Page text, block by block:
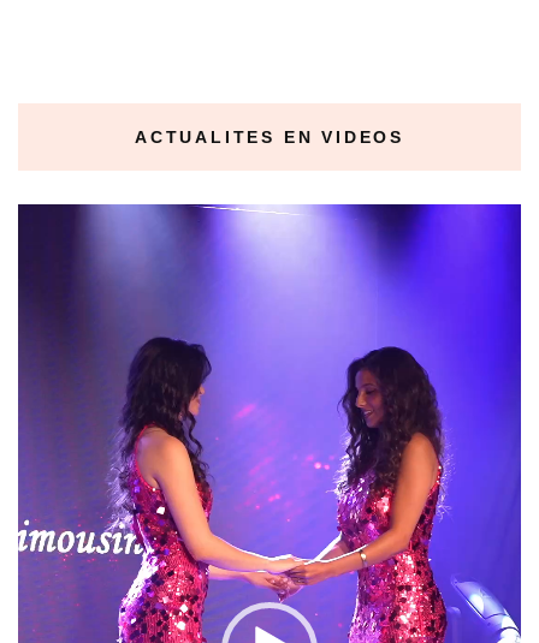
ACTUALITES EN VIDEOS